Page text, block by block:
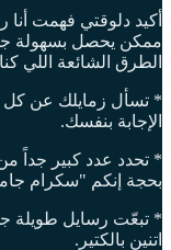
ممكن يحصل بسهولة
الطرق الشائعة اللي
* تسأل زمايلك عن كل
الإجابة بنفسك.
* تحدد عدد كبير جداً
بحجة إنكم "سكرام
* تبعّت رسايل طويلة
اتنين بالكتير.